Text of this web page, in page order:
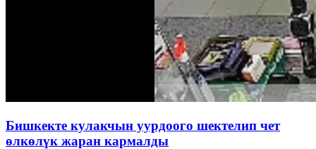
Бишкекте кулакчын уурдоого шектелип чет
өлкөлүк жаран кармалды